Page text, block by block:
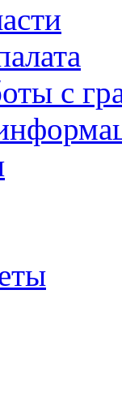
с